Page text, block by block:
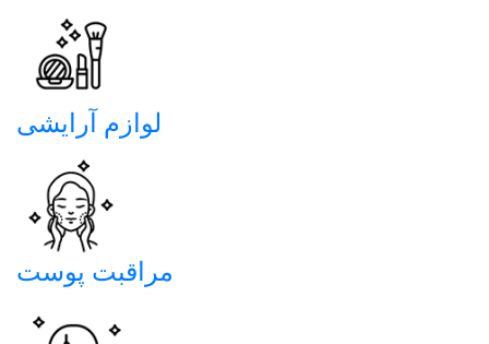
لوازم آرایشی
مراقبت پوست